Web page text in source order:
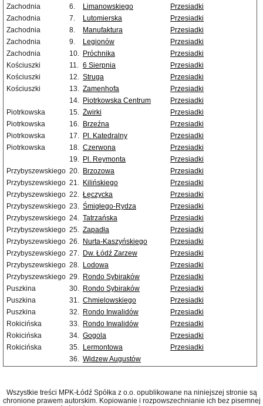
Zachodnia
6. Limanowskiego
Przesiadki
Zachodnia
7. Lutomierska
Przesiadki
Zachodnia
8. Manufaktura
Przesiadki
Zachodnia
9. Legionów
Przesiadki
Zachodnia
10. Próchnika
Przesiadki
Kościuszki
11. 6 Sierpnia
Przesiadki
Kościuszki
12. Struga
Przesiadki
Kościuszki
13. Zamenhofa
Przesiadki
14. Piotrkowska Centrum
Przesiadki
Piotrkowska
15. Żwirki
Przesiadki
Piotrkowska
16. Brzeźna
Przesiadki
Piotrkowska
17. Pl. Katedralny
Przesiadki
Piotrkowska
18. Czerwona
Przesiadki
19. Pl. Reymonta
Przesiadki
Przybyszewskiego 20. Brzozowa
Przesiadki
Przybyszewskiego 21. Kilińskiego
Przesiadki
Przybyszewskiego 22. Łęczycka
Przesiadki
Przybyszewskiego 23. Śmigłego-Rydza
Przesiadki
Przybyszewskiego 24. Tatrzańska
Przesiadki
Przybyszewskiego 25. Zapadła
Przesiadki
Przybyszewskiego 26. Nurta-Kaszyńskiego
Przesiadki
Przybyszewskiego 27. Dw. Łódź Zarzew
Przesiadki
Przybyszewskiego 28. Lodowa
Przesiadki
Przybyszewskiego 29. Rondo Sybiraków
Przesiadki
Puszkina
30. Rondo Sybiraków
Przesiadki
Puszkina
31. Chmielowskiego
Przesiadki
Puszkina
32. Rondo Inwalidów
Przesiadki
Rokicińska
33. Rondo Inwalidów
Przesiadki
Rokicińska
34. Gogola
Przesiadki
Rokicińska
35. Lermontowa
Przesiadki
36. Widzew Augustów
Wszystkie treści MPK-Łódź Spółka z o.o. opublikowane na niniejszej stronie są
chronione prawem autorskim. Kopiowanie i rozpowszechnianie ich bez pisemnej